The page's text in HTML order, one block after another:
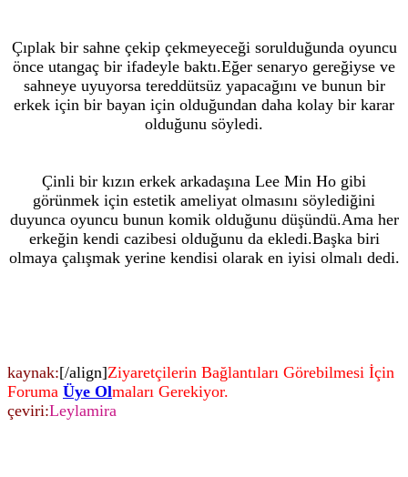
Çıplak bir sahne çekip çekmeyeceği sorulduğunda oyuncu
önce utangaç bir ifadeyle baktı.Eğer senaryo gereğiyse ve
sahneye uyuyorsa tereddütsüz yapacağını ve bunun bir
erkek için bir bayan için olduğundan daha kolay bir karar
olduğunu söyledi.
Çinli bir kızın erkek arkadaşına Lee Min Ho gibi
görünmek için estetik ameliyat olmasını söylediğini
duyunca oyuncu bunun komik olduğunu düşündü.Ama her
erkeğin kendi cazibesi olduğunu da ekledi.Başka biri
olmaya çalışmak yerine kendisi olarak en iyisi olmalı dedi.
kaynak:[/align]Ziyaretçilerin Bağlantıları Görebilmesi İçin
Foruma Üye Olmaları Gerekiyor.
çeviri:Leylamira